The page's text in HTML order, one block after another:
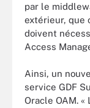
par le
extérieur, que
doivent
Access
Ainsi, un
service GDF
Oracle OAM.